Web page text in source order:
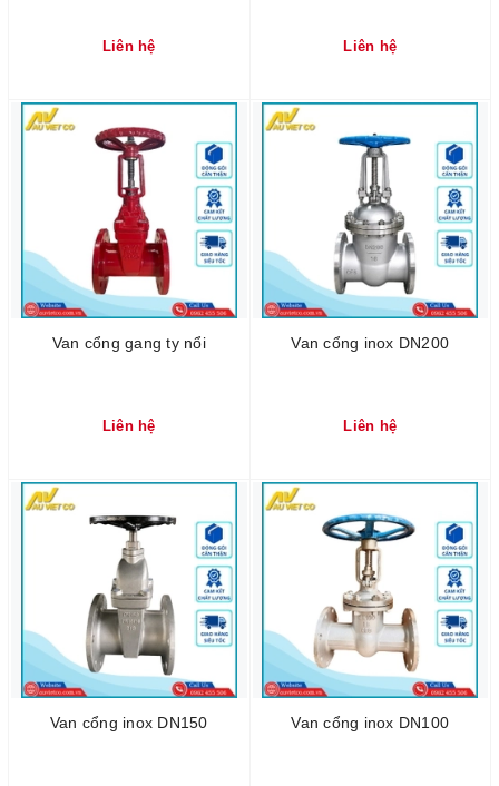
Liên hệ Liên hệ
Van cổng gang ty nổi
Liên hệ
Van cổng inox DN200
Liên hệ
Van cổng inox DN150 Van cổng inox DN100